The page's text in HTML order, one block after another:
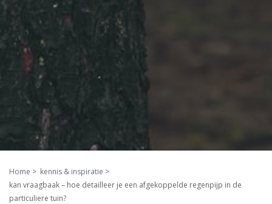
Home
kennis & inspiratie
kan vraagbaak – hoe detailleer je een afgekoppelde regenpijp in de
particuliere tuin?